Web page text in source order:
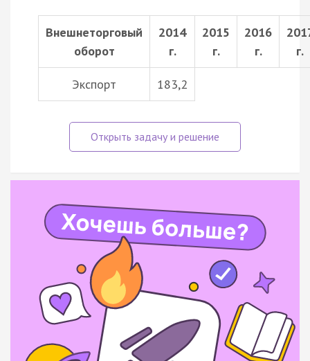
Внешнеторговый
оборот
2014
г.
2015
г.
2016
г.
г.
Экспорт 183,2